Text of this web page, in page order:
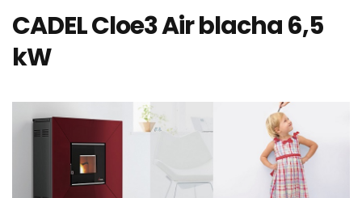
CADEL Cloe3 Air blacha 6,5
kW